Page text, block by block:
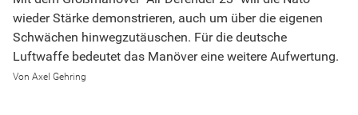
wieder Stärke demonstrieren, auch um über die eigenen
Schwächen hinwegzutäuschen. Für die deutsche
Luftwaffe bedeutet das Manöver eine weitere Aufwertung.
Axel Gehring